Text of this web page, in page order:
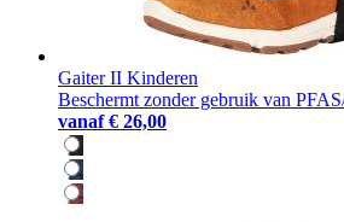
Gaiter II Kinderen
Beschermt zonder gebruik van
vanaf € 26,00